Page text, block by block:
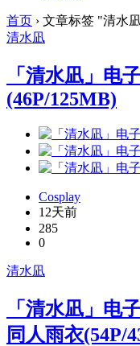
首页 › 文章标签 "清水
清水凪
「清水凪」电
(46P/125MB)
Cosplay
12天前
285
0
清水凪
「清水凪」电
同人雨衣(54P/